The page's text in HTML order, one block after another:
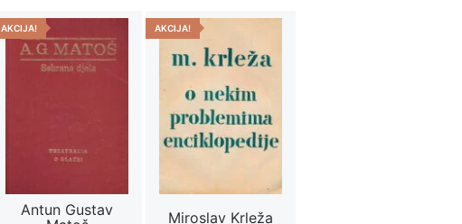
AKCIJA!
Antun Gustav
AKCIJA!
Miroslav Krleža